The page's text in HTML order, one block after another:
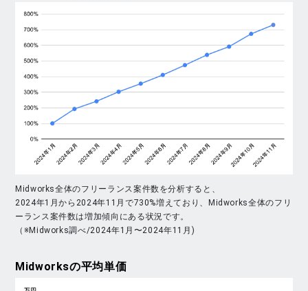
Midworks全体のフリーランス案件数を分析すると、
2024年1月から2024年11月で730%増えており、Midworks全体のフリ
ーランス案件数は増加傾向にある状況です。
（※Midworks調べ/2024年1月〜2024年11月)
Midworksの平均単価